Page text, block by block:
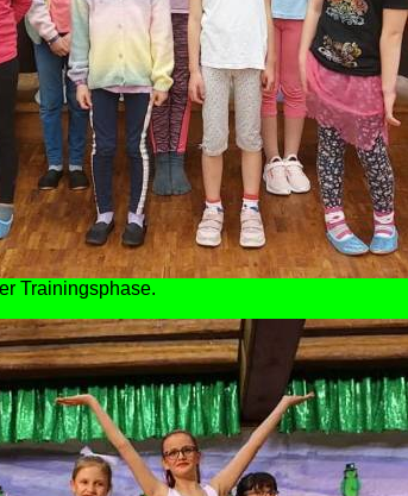
Trainingsphase.